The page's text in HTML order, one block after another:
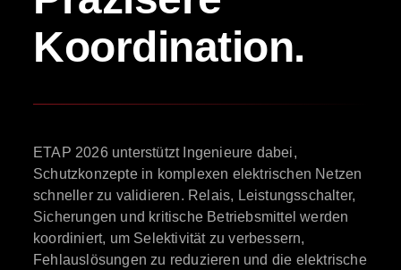
Koordination.
ETAP 2026 unterstützt Ingenieure dabei,
Schutzkonzepte in komplexen elektrischen Netzen
schneller zu validieren. Relais, Leistungsschalter,
Sicherungen und kritische Betriebsmittel werden
koordiniert, um Selektivität zu verbessern,
Fehlauslösungen zu reduzieren und die elektrische